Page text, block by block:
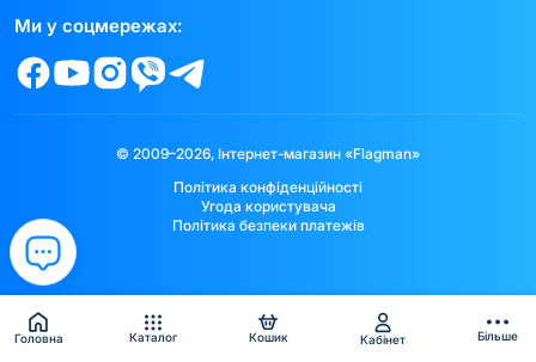
Головна Каталог Кошик Кабінет Більше
Ми у соцмережах:
© 2009–2026, Інтернет-магазин «Flagman»
Політика конфіденційності
Угода користувача
Політика безпеки платежів